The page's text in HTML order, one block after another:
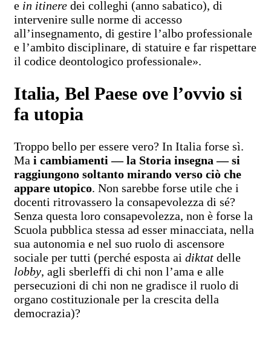
e in itinere dei colleghi (anno sabatico), di
intervenire sulle norme di accesso
all’insegnamento, di gestire l’albo professionale
e l’ambito disciplinare, di statuire e far rispettare
il codice deontologico professionale».
Italia, Bel Paese ove l’ovvio si
fa utopia
Troppo bello per essere vero? In Italia forse sì.
Ma i cambiamenti — la Storia insegna — si
raggiungono soltanto mirando verso ciò che
appare utopico. Non sarebbe forse utile che i
docenti ritrovassero la consapevolezza di sé?
Senza questa loro consapevolezza, non è forse la
Scuola pubblica stessa ad esser minacciata, nella
sua autonomia e nel suo ruolo di ascensore
sociale per tutti (perché esposta ai diktat delle
lobby, agli sberleffi di chi non l’ama e alle
persecuzioni di chi non ne gradisce il ruolo di
organo costituzionale per la crescita della
democrazia)?